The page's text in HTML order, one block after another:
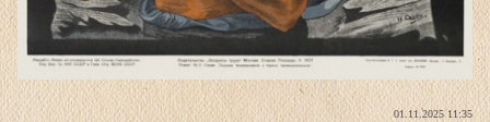
01.11.2025 11:35